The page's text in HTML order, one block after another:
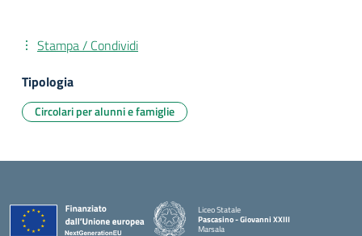
Stampa / Condividi
Tipologia
Circolari per alunni e famiglie
Liceo Statale
Pascasino - Giovanni XXIII
Marsala